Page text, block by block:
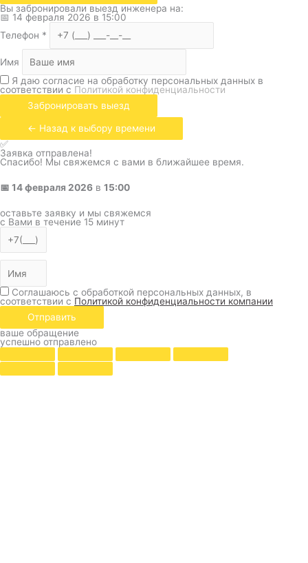
Вы забронировали выезд инженера на:
📅 14 февраля 2026 в 15:00
Телефон *
Имя
Я даю согласие на обработку персональных данных в
соответствии с Политикой конфиденциальности
Забронировать выезд
← Назад к выбору времени
✅
Заявка отправлена!
Спасибо! Мы свяжемся с вами в ближайшее время.
📅 14 февраля 2026 в 15:00
оставьте заявку и мы свяжемся
с Вами в течение 15 минут
Соглашаюсь с обработкой персональных данных, в
соответствии с Политикой конфиденциальности компании
Отправить
ваше обращение
успешно отправлено